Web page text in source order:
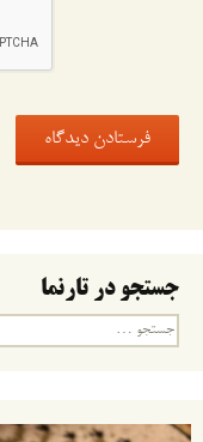
جستجو در تارنما
جستجو